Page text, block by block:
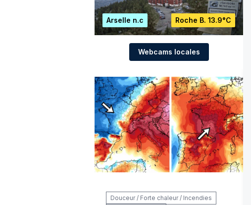
Arselle n.c Roche B. 13.9°C
Webcams locales
Douceur / Forte chaleur / Incendies